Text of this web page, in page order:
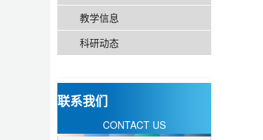
教学信息
科研动态
联系我们
CONTACT US